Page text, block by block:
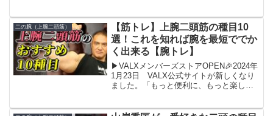
ム使用サプリ会社【LIMITEST...
二の腕（上腕二頭筋）
【筋トレ】上腕二頭筋の種目10
選！これを知れば腕を最短ででか
く出来る【腕トレ】
▶︎VALXメンバーズストアOPEN🎉2024年
1月23日 VALX公式サイトが新しくなり
ました。「もっと便利に、もっと楽し